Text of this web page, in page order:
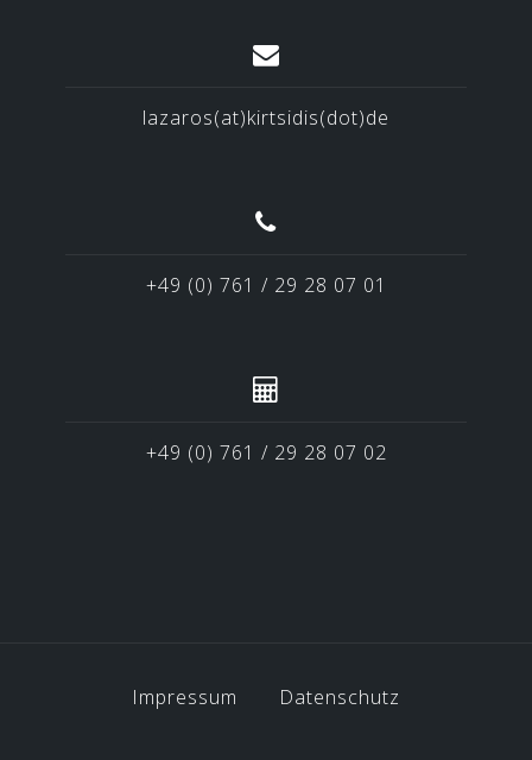
lazaros(at)kirtsidis(dot)de
+49 (0) 761 / 29 28 07 01
+49 (0) 761 / 29 28 07 02
Impressum Datenschutz